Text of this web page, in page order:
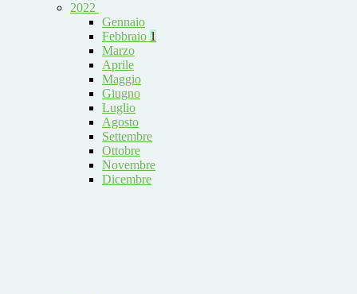
2022
Gennaio
Febbraio 1
Marzo
Aprile
Maggio
Giugno
Luglio
Agosto
Settembre
Ottobre
Novembre
Dicembre